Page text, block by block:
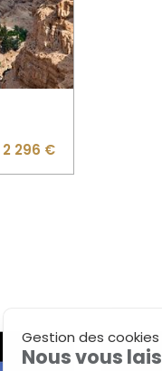
Gestion des cookies
Nous vous
2 296 €